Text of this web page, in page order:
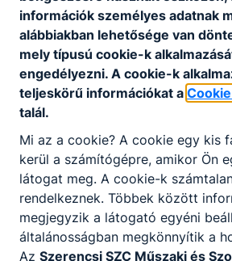
információk személyes adatnak
alábbiakban lehetősége van
mely típusú cookie-k
engedélyezni. A cookie-k
teljeskörű információkat a
talál.
Mi az a cookie? A cookie egy kis
kerül a számítógépre, amikor Ön
látogat meg. A cookie-k
rendelkeznek. Többek között
megjegyzik a látogató egyéni
általánosságban megkönnyítik a
Az Szerencsi SZC Műszaki és